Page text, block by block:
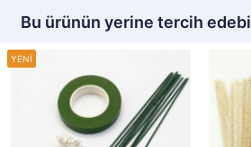
Bu ürünün yerine tercih